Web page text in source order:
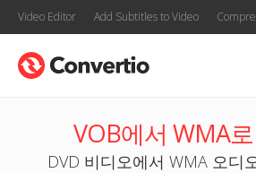
Video Editor Add Subtitles to Video
VOB에서 WMA
DVD 비디오에서 WMA 오디